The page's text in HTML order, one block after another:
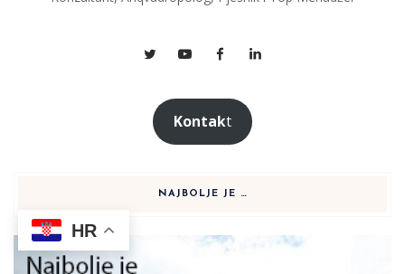
Kontakt
NAJBOLJE JE …
HR